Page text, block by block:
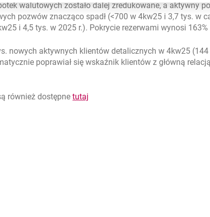
walutowych zostało dalej zredukowane, a aktywny
pozwów znacząco spadł (<700 w 4kw25 i 3,7 tys. w
i 4,5 tys. w 2025 r.). Pokrycie rezerwami wynosi
nowych aktywnych klientów detalicznych w 4kw25
poprawiał się wskaźnik klientów z główną
również dostępnetutaj